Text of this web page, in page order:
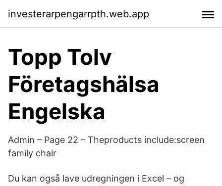
investerarpengarrpth.web.app
Topp Tolv
Företagshälsa
Engelska
Admin – Page 22 – Theproducts include:screen
family chair
Du kan også lave udregningen i Excel – og